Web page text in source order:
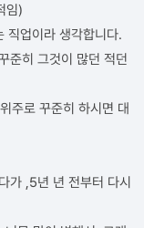
임)
직업이라 생각합니다.
준히 그것이 많던 적던
주로 꾸준히 하시면 대
가 ,5년 년 전부터 다시